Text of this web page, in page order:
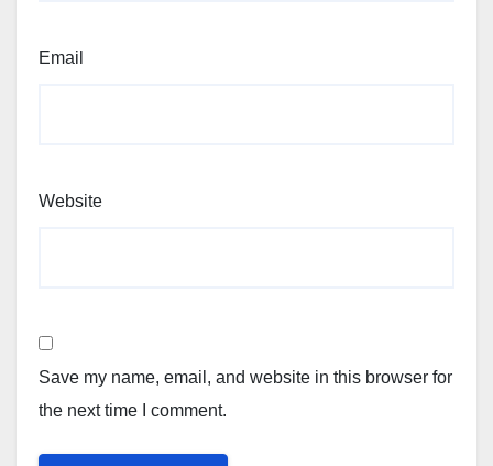
Email
Website
Save my name, email, and website in this browser for
the next time I comment.